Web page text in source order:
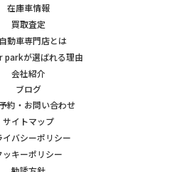
在庫車情報
買取査定
動車専門店とは
parkが選ばれる理由
会社紹介
ブログ
約・お問い合わせ
サイトマップ
イバシーポリシー
ッキーポリシー